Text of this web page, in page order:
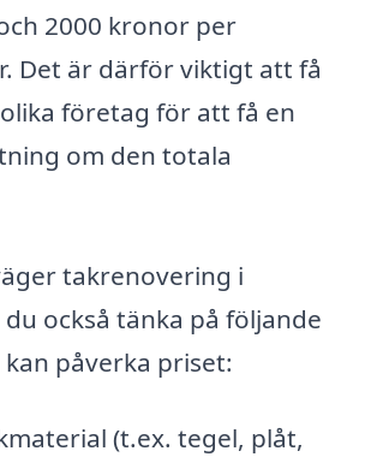
2000 kronor per
Det är därför viktigt att få
företag för att få en
om den totala
takrenovering i
också tänka på följande
påverka priset:
(t.ex. tegel, plåt,